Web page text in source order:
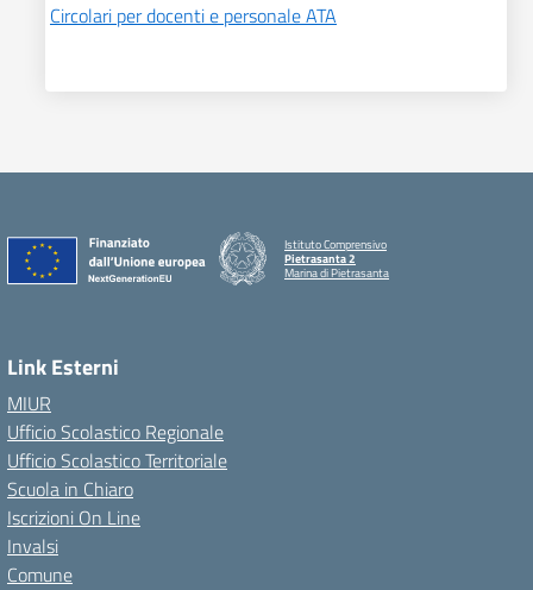
Circolari per docenti e personale ATA
Istituto Comprensivo
Pietrasanta 2
Marina di Pietrasanta
Link Esterni
MIUR
Ufficio Scolastico Regionale
Ufficio Scolastico Territoriale
Scuola in Chiaro
Iscrizioni On Line
Invalsi
Comune